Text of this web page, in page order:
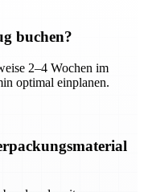
buchen?
2–4 Wochen im
optimal einplanen.